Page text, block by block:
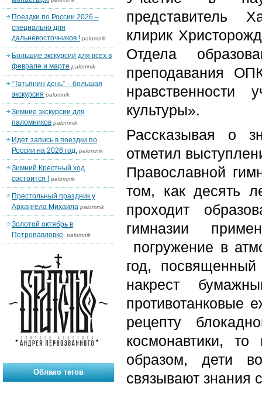
представитель
клирик
Отдела
преподавания
культуры».
Рассказывая о
отметил
Православной
том, как десять
проходит
гимназии
погружение в
год, посвященный
накрест
противотанковые
рецепту
космонавтики,
образом, дети
связывают знания
Поездки по России 2026 –
специально для
дальневосточников ! palomnik
Большие экскурсии для всех в
феврале и марте palomnik
“Татьянин день” – большая
экскурсия palomnik
Зимние экскурсии для
паломников palomnik
Идет запись в поездки по
России на 2026 год. palomnik
Зимний Крестный ход
состоится ! palomnik
Престольный праздник у
Архангела Михаила palomnik
Золотой октябрь в
Петропавловке. palomnik
Облако тегов